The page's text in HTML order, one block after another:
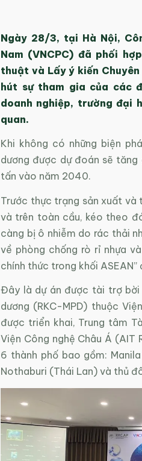
Ngày 28/3, tại Hà Nội,
Nam (VNCPC) đã phối
thuật và Lấy ý kiến
hút sự tham gia của các
doanh nghiệp, trường đại
quan.
Khi không có những biện
dương được dự đoán sẽ
tấn vào năm 2040.
Trước thực trạng sản xuất và
và trên toàn cầu, kéo theo
càng bị ô nhiễm do rác thải
về phòng chống rò rỉ nhựa
chính thức trong khối ASEAN”
Đây là dự án được tài trợ bời
dương (RKC-MPD) thuộc
được triển khai, Trung tâm
Viện Công nghệ Châu Á
6 thành phố bao gồm:
Nothaburi (Thái Lan) và thủ